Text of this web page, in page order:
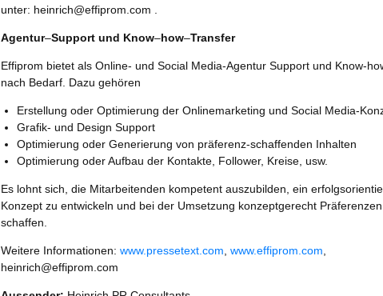
unter: heinrich@effiprom.com .
Agentur–Support und Know–how–Transfer
Effiprom bietet als Online- und Social Media-Agentur Support und Know-
nach Bedarf. Dazu gehören
Erstellung oder Optimierung der Onlinemarketing und Social Media-
Grafik- und Design Support
Optimierung oder Generierung von präferenz-schaffenden Inhalten
Optimierung oder Aufbau der Kontakte, Follower, Kreise, usw.
Es lohnt sich, die Mitarbeitenden kompetent auszubilden, ein
Konzept zu entwickeln und bei der Umsetzung konzeptgerecht
schaffen.
Weitere Informationen: www.pressetext.com www.effiprom.com
heinrich@effiprom.com